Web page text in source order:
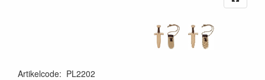
Artikelcode: PL2202